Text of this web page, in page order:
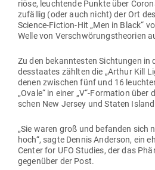
riöse, leuch­tende Punkte über
zufällig (oder auch nicht) der Ort
Science-Fiction-Hit „Men in Black“
Welle von Ver­schwö­rungs­theorien
Zu den bekann­testen Sich­tungen in
des­staates zählten die „Arthur Kill
denen zwi­schen fünf und 16
„Ovale“ in einer „V“-Formation
schen New Jersey und Staten
„Sie waren groß und befanden sich
hoch“, sagte Dennis Anderson, ein
Center for UFO Studies, der das
gegenüber der Post.